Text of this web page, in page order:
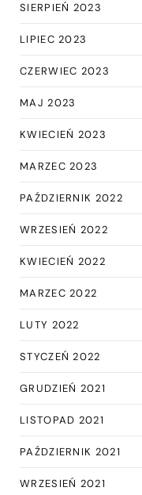
SIERPIEŃ 2023
LIPIEC 2023
CZERWIEC 2023
MAJ 2023
KWIECIEŃ 2023
MARZEC 2023
PAŹDZIERNIK 2022
WRZESIEŃ 2022
KWIECIEŃ 2022
MARZEC 2022
LUTY 2022
STYCZEŃ 2022
GRUDZIEŃ 2021
LISTOPAD 2021
PAŹDZIERNIK 2021
WRZESIEŃ 2021